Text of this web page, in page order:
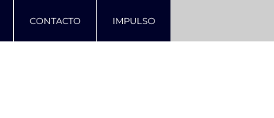
CONTACTO IMPULSO